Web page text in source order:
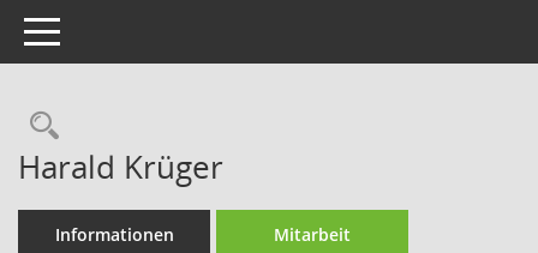
Toggle navigation
Rechercheauswahl
Harald Krüger
Informationen Mitarbeit